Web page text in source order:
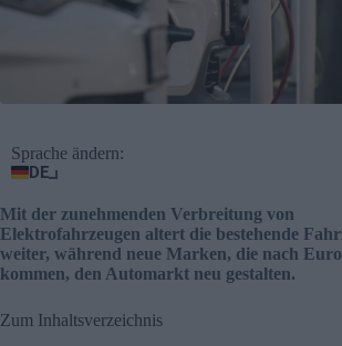
Sprache ändern:
DE
Mit der zunehmenden Verbreitung von
Elektrofahrzeugen altert die bestehende
weiter, während neue Marken, die nach
kommen, den Automarkt neu gestalten.
Zum Inhaltsverzeichnis